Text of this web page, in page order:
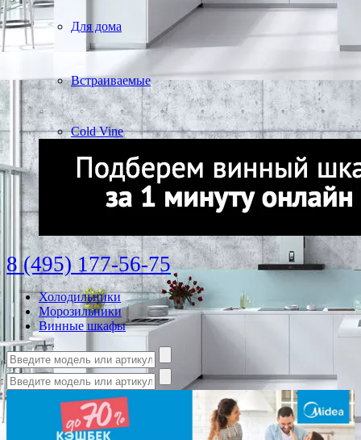
Для дома
Встраиваемые
Cold Vine
8 (495) 177-56-75
Холодильники
Морозильники
Винные шкафы